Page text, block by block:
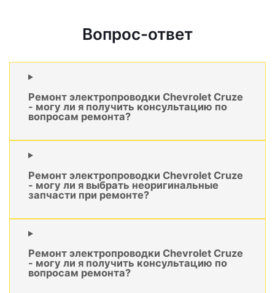
Вопрос-ответ
Ремонт электропроводки Chevrolet Cruze
- могу ли я получить консультацию по
вопросам ремонта?
Ремонт электропроводки Chevrolet Cruze
- могу ли я выбрать неоригинальные
запчасти при ремонте?
Ремонт электропроводки Chevrolet Cruze
- могу ли я получить консультацию по
вопросам ремонта?